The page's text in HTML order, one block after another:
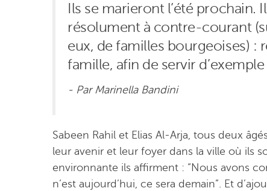
Ils se marieront l’été
résolument à contre-courant
eux, de familles bourgeoises) :
famille, afin de servir
- Par Marinella Bandini
Sabeen Rahil et Elias Al-Arja, tous deux
leur avenir et leur foyer dans la ville où ils
environnante ils affirment : “Nous avons
n’est aujourd’hui, ce sera demain”. Et